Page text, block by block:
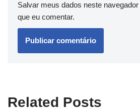
Salvar meus dados neste
que eu comentar.
Related Posts